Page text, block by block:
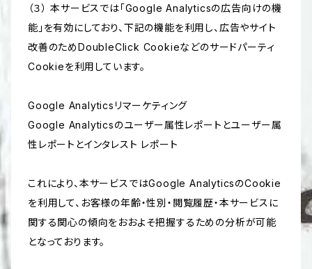
（３） 本サービスでは「Google Analyticsの広告向けの機
能」を有効にしており、下記の機能を利用し、広告やサイト
改善のためDoubleClick Cookieなどのサードパーティ
Cookieを利用しています。
Google Analyticsリマーケティング
Google Analyticsのユーザー属性レポートとユーザー属
性レポートとインタレスト レポート
これにより、本サービスではGoogle AnalyticsのCookie
を利用して、お客様の年齢・性別・閲覧履歴・本サービスに
関する関心の傾向をおおよそ把握するための分析が可能
となっております。